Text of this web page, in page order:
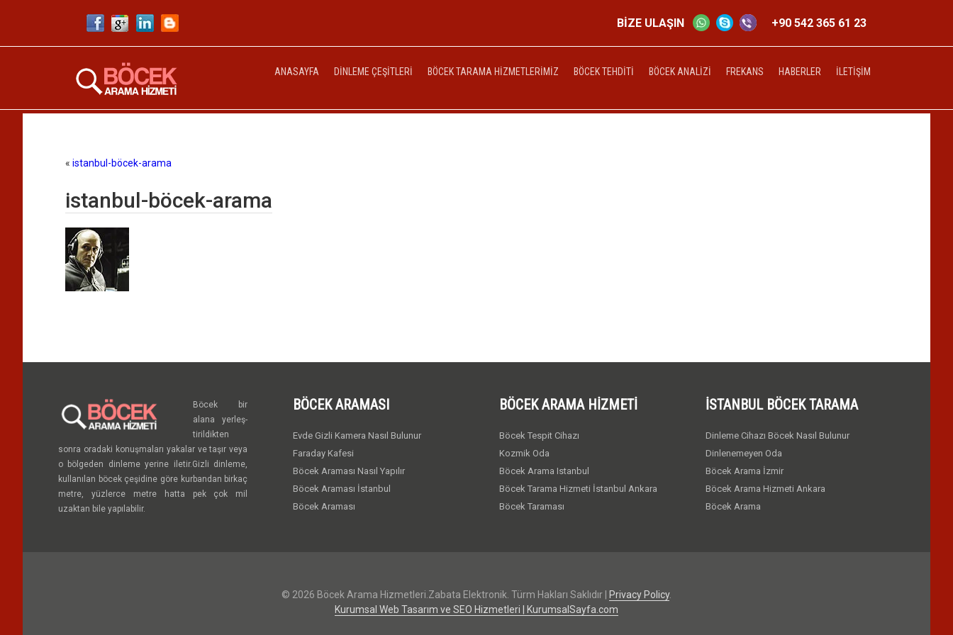
BİZE ULAŞIN +90 542 365 61 23
ANASAYFA DINLEME ÇEŞITLERI BÖCEK TARAMA HIZMETLERIMIZ BÖCEK TEHDITI BÖCEK ANALIZI FREKANS HABERLER İLETIŞIM
« istanbul-böcek-arama
istanbul-böcek-arama
Böcek bir
alana yerleş-
tirildikten
sonra oradaki konuşmaları yakalar ve taşır veya
o bölgeden dinleme yerine iletir.Gizli dinleme,
kullanılan böcek çeşidine göre kurbandan birkaç
metre, yüzlerce metre hatta pek çok mil
uzaktan bile yapılabilir.
BÖCEK ARAMASI
Evde Gizli Kamera Nasıl Bulunur
Faraday Kafesi
Böcek Araması Nasıl Yapılır
Böcek Araması İstanbul
Böcek Araması
BÖCEK ARAMA HIZMETI
Böcek Tespit Cihazı
Kozmik Oda
Böcek Arama Istanbul
Böcek Tarama Hizmeti İstanbul Ankara
Böcek Taraması
İSTANBUL BÖCEK TARAMA
Dinleme Cihazı Böcek Nasıl Bulunur
Dinlenemeyen Oda
Böcek Arama İzmir
Böcek Arama Hizmeti Ankara
Böcek Arama
© 2026 Böcek Arama Hizmetleri.Zabata Elektronik. Türm Hakları Saklıdır | Privacy Policy.
Kurumsal Web Tasarım ve SEO Hizmetleri | KurumsalSayfa.com